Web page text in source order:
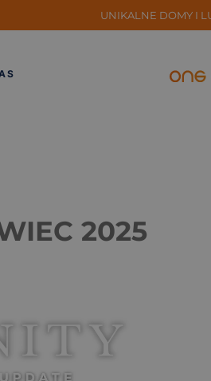
UNIKALNE DOMY I
2025